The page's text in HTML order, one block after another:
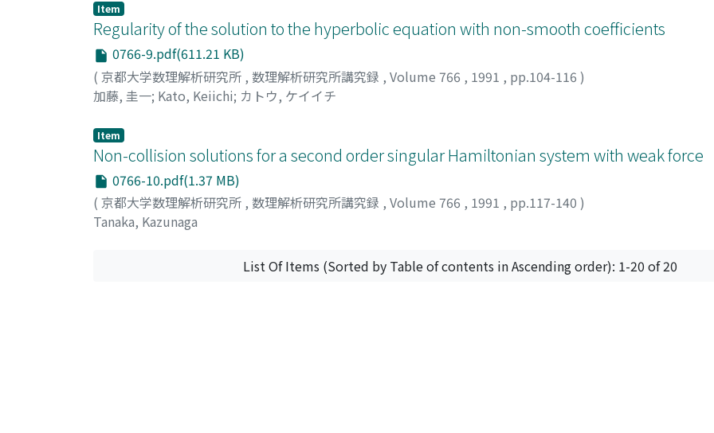
Item
Regularity of the solution to the hyperbolic equation with non-smooth coefficients
0766-9.pdf(611.21 KB)
( 京都大学数理解析研究所 , 数理解析研究所講究録 , Volume 766 , 1991 , pp.104-116 )
加藤, 圭一; Kato, Keiichi; カトウ, ケイイチ
Item
Non-collision solutions for a second order singular Hamiltonian system with weak force
0766-10.pdf(1.37 MB)
( 京都大学数理解析研究所 , 数理解析研究所講究録 , Volume 766 , 1991 , pp.117-140 )
Tanaka, Kazunaga
List Of Items (Sorted by Table of contents in Ascending order): 1-20 of 20